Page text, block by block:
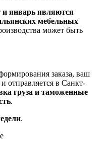
и январь являются
мебельных
может быть
заказа, ваш
отправляется в Санкт-
груза и таможенные
.
.